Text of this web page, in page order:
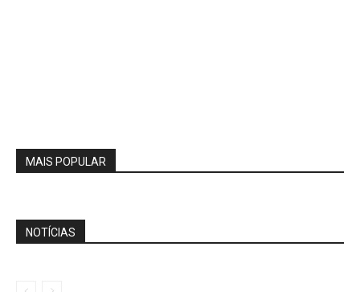
MAIS POPULAR
NOTÍCIAS